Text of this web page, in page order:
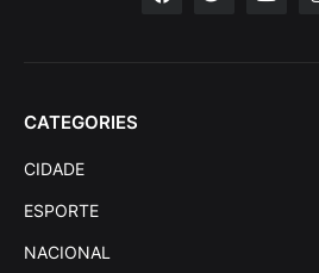
CATEGORIES
CIDADE
ESPORTE
NACIONAL